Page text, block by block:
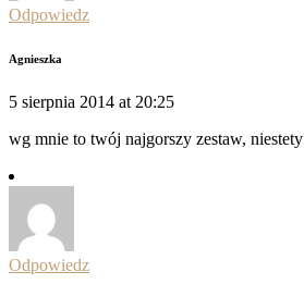
Odpowiedz
Agnieszka
5 sierpnia 2014 at 20:25
wg mnie to twój najgorszy zestaw, niestety
Odpowiedz